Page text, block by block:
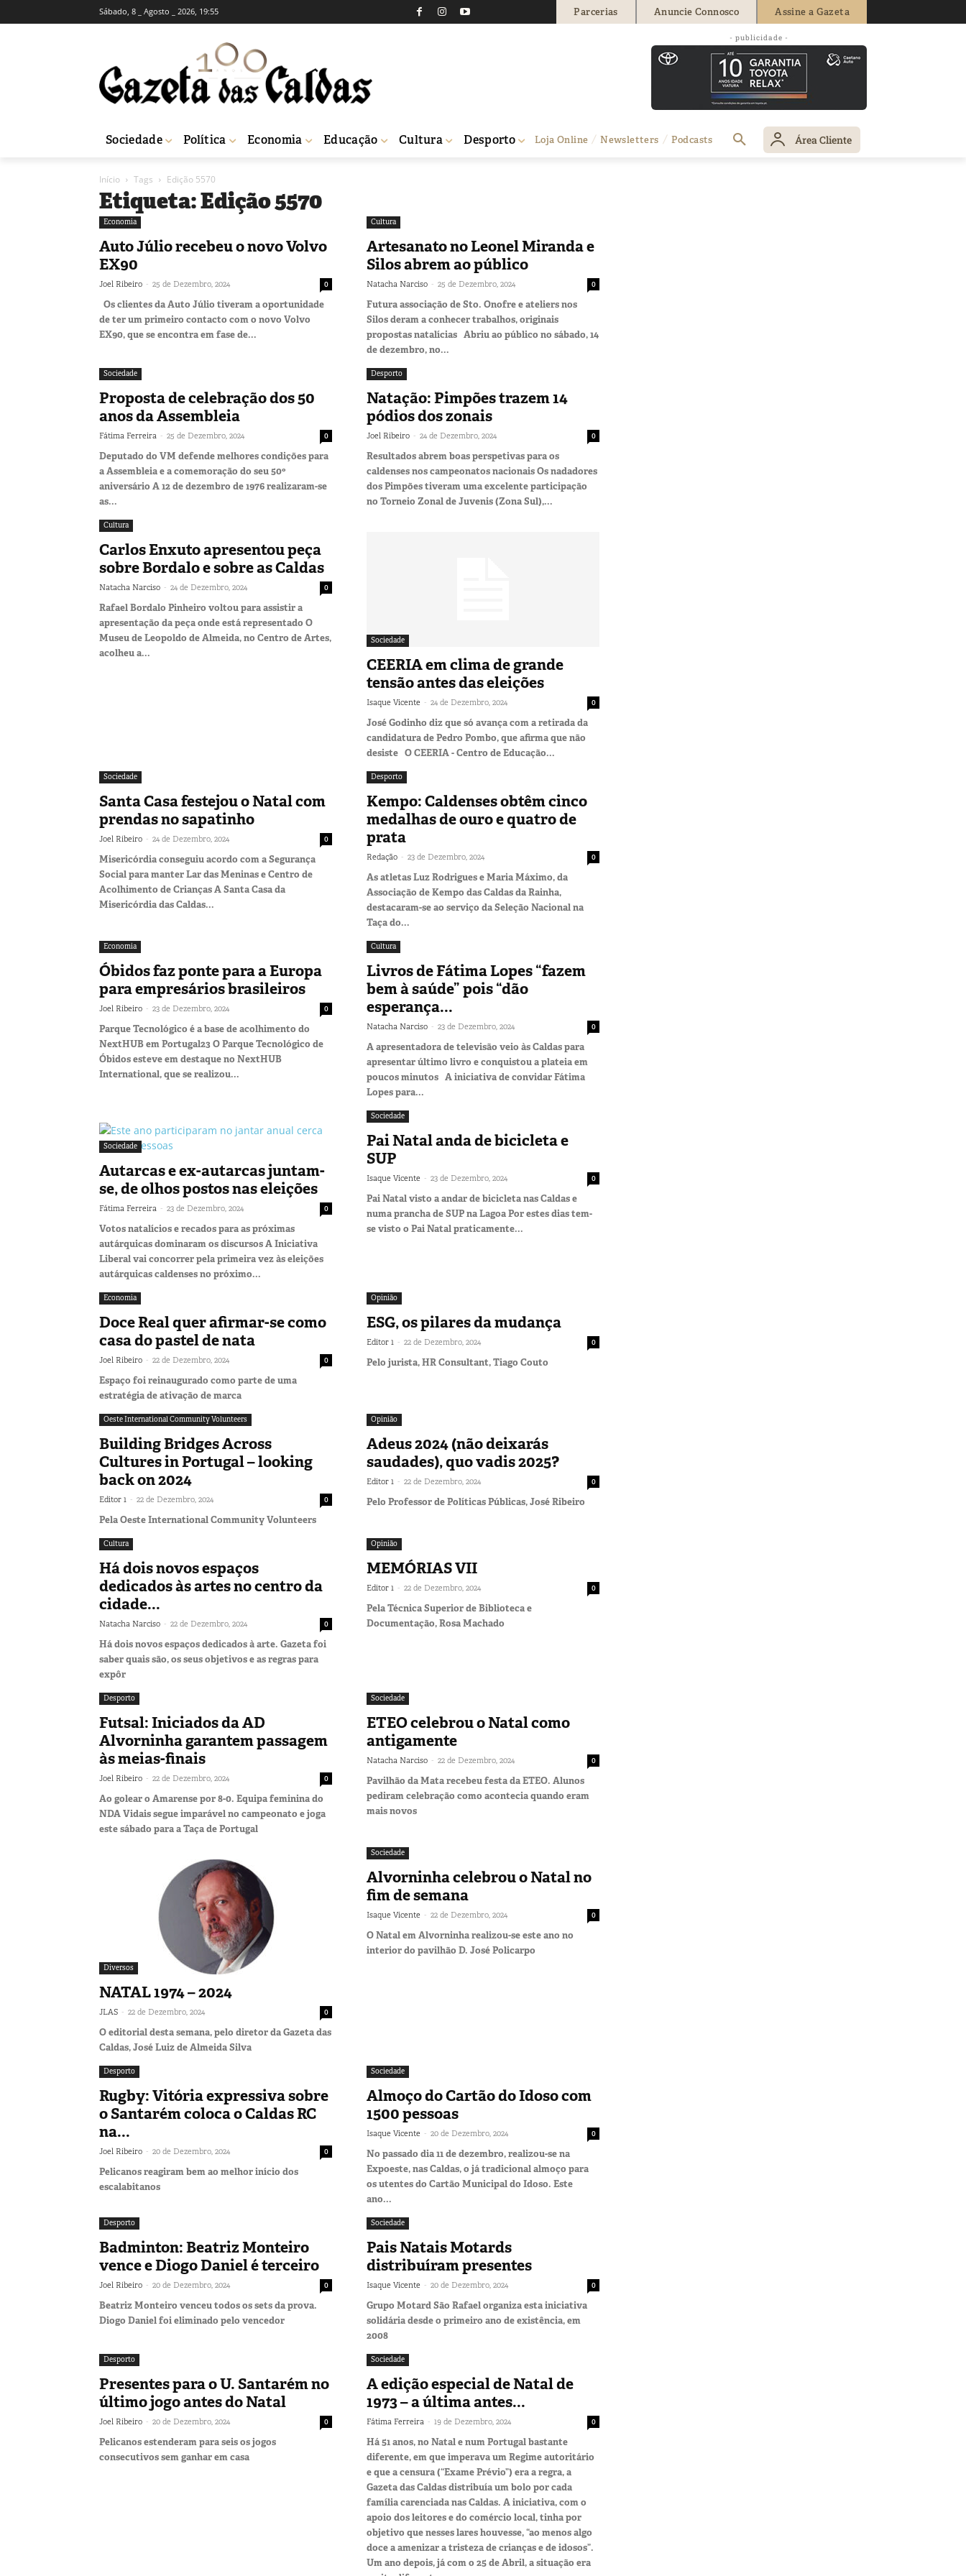
Sábado, 8 _ Agosto _ 2026, 19:55 Parcerias Anuncie Connosco Assine a Gazeta
- publicidade -
Sociedade Política Economia Educação Cultura Desporto Loja Online Newsletters Podcasts Área Cliente
Início Tags Edição 5570
Etiqueta: Edição 5570
Economia
Auto Júlio recebeu o novo Volvo
EX90
Joel Ribeiro - 25 de Dezembro, 2024 0
Os clientes da Auto Júlio tiveram a oportunidade
de ter um primeiro contacto com o novo Volvo
EX90, que se encontra em fase de...
Cultura
Artesanato no Leonel Miranda e
Silos abrem ao público
Natacha Narciso - 25 de Dezembro, 2024 0
Futura associação de Sto. Onofre e ateliers nos
Silos deram a conhecer trabalhos, originais
propostas natalícias Abriu ao público no sábado, 14
de dezembro, no...
Sociedade
Proposta de celebração dos 50
anos da Assembleia
Fátima Ferreira - 25 de Dezembro, 2024 0
Deputado do VM defende melhores condições para
a Assembleia e a comemoração do seu 50º
aniversário A 12 de dezembro de 1976 realizaram-se
as...
Desporto
Natação: Pimpões trazem 14
pódios dos zonais
Joel Ribeiro - 24 de Dezembro, 2024 0
Resultados abrem boas perspetivas para os
caldenses nos campeonatos nacionais Os nadadores
dos Pimpões tiveram uma excelente participação
no Torneio Zonal de Juvenis (Zona Sul),...
Cultura
Carlos Enxuto apresentou peça
sobre Bordalo e sobre as Caldas
Natacha Narciso - 24 de Dezembro, 2024 0
Rafael Bordalo Pinheiro voltou para assistir a
apresentação da peça onde está representado O
Museu de Leopoldo de Almeida, no Centro de Artes,
acolheu a...
Sociedade
CEERIA em clima de grande
tensão antes das eleições
Isaque Vicente - 24 de Dezembro, 2024 0
José Godinho diz que só avança com a retirada da
candidatura de Pedro Pombo, que afirma que não
desiste O CEERIA - Centro de Educação...
Sociedade
Santa Casa festejou o Natal com
prendas no sapatinho
Joel Ribeiro - 24 de Dezembro, 2024 0
Misericórdia conseguiu acordo com a Segurança
Social para manter Lar das Meninas e Centro de
Acolhimento de Crianças A Santa Casa da
Misericórdia das Caldas...
Desporto
Kempo: Caldenses obtêm cinco
medalhas de ouro e quatro de
prata
Redação - 23 de Dezembro, 2024 0
As atletas Luz Rodrigues e Maria Máximo, da
Associação de Kempo das Caldas da Rainha,
destacaram-se ao serviço da Seleção Nacional na
Taça do...
Economia
Óbidos faz ponte para a Europa
para empresários brasileiros
Joel Ribeiro - 23 de Dezembro, 2024 0
Parque Tecnológico é a base de acolhimento do
NextHUB em Portugal23 O Parque Tecnológico de
Óbidos esteve em destaque no NextHUB
International, que se realizou...
Cultura
Livros de Fátima Lopes “fazem
bem à saúde” pois “dão
esperança...
Natacha Narciso - 23 de Dezembro, 2024 0
A apresentadora de televisão veio às Caldas para
apresentar último livro e conquistou a plateia em
poucos minutos A iniciativa de convidar Fátima
Lopes para...
Sociedade
Autarcas e ex-autarcas juntam-
se, de olhos postos nas eleições
Fátima Ferreira - 23 de Dezembro, 2024 0
Votos natalícios e recados para as próximas
autárquicas dominaram os discursos A Iniciativa
Liberal vai concorrer pela primeira vez às eleições
autárquicas caldenses no próximo...
Sociedade
Pai Natal anda de bicicleta e
SUP
Isaque Vicente - 23 de Dezembro, 2024 0
Pai Natal visto a andar de bicicleta nas Caldas e
numa prancha de SUP na Lagoa Por estes dias tem-
se visto o Pai Natal praticamente...
Economia
Doce Real quer afirmar-se como
casa do pastel de nata
Joel Ribeiro - 22 de Dezembro, 2024 0
Espaço foi reinaugurado como parte de uma
estratégia de ativação de marca
Opinião
ESG, os pilares da mudança
Editor 1 - 22 de Dezembro, 2024 0
Pelo jurista, HR Consultant, Tiago Couto
Oeste International Community Volunteers
Building Bridges Across
Cultures in Portugal – looking
back on 2024
Editor 1 - 22 de Dezembro, 2024 0
Pela Oeste International Community Volunteers
Opinião
Adeus 2024 (não deixarás
saudades), quo vadis 2025?
Editor 1 - 22 de Dezembro, 2024 0
Pelo Professor de Políticas Públicas, José Ribeiro
Cultura
Há dois novos espaços
dedicados às artes no centro da
cidade...
Natacha Narciso - 22 de Dezembro, 2024 0
Há dois novos espaços dedicados à arte. Gazeta foi
saber quais são, os seus objetivos e as regras para
expôr
Opinião
MEMÓRIAS VII
Editor 1 - 22 de Dezembro, 2024 0
Pela Técnica Superior de Biblioteca e
Documentação, Rosa Machado
Desporto
Futsal: Iniciados da AD
Alvorninha garantem passagem
às meias-finais
Joel Ribeiro - 22 de Dezembro, 2024 0
Ao golear o Amarense por 8-0. Equipa feminina do
NDA Vidais segue imparável no campeonato e joga
este sábado para a Taça de Portugal
Sociedade
ETEO celebrou o Natal como
antigamente
Natacha Narciso - 22 de Dezembro, 2024 0
Pavilhão da Mata recebeu festa da ETEO. Alunos
pediram celebração como acontecia quando eram
mais novos
Diversos
NATAL 1974 – 2024
JLAS - 22 de Dezembro, 2024 0
O editorial desta semana, pelo diretor da Gazeta das
Caldas, José Luiz de Almeida Silva
Sociedade
Alvorninha celebrou o Natal no
fim de semana
Isaque Vicente - 22 de Dezembro, 2024 0
O Natal em Alvorninha realizou-se este ano no
interior do pavilhão D. José Policarpo
Desporto
Rugby: Vitória expressiva sobre
o Santarém coloca o Caldas RC
na...
Joel Ribeiro - 20 de Dezembro, 2024 0
Pelicanos reagiram bem ao melhor início dos
escalabitanos
Sociedade
Almoço do Cartão do Idoso com
1500 pessoas
Isaque Vicente - 20 de Dezembro, 2024 0
No passado dia 11 de dezembro, realizou-se na
Expoeste, nas Caldas, o já tradicional almoço para
os utentes do Cartão Municipal do Idoso. Este
ano...
Desporto
Badminton: Beatriz Monteiro
vence e Diogo Daniel é terceiro
Joel Ribeiro - 20 de Dezembro, 2024 0
Beatriz Monteiro venceu todos os sets da prova.
Diogo Daniel foi eliminado pelo vencedor
Sociedade
Pais Natais Motards
distribuíram presentes
Isaque Vicente - 20 de Dezembro, 2024 0
Grupo Motard São Rafael organiza esta iniciativa
solidária desde o primeiro ano de existência, em
2008
Desporto
Presentes para o U. Santarém no
último jogo antes do Natal
Joel Ribeiro - 20 de Dezembro, 2024 0
Pelicanos estenderam para seis os jogos
consecutivos sem ganhar em casa
Sociedade
A edição especial de Natal de
1973 – a última antes...
Fátima Ferreira - 19 de Dezembro, 2024 0
Há 51 anos, no Natal e num Portugal bastante
diferente, em que imperava um Regime autoritário
e que a censura (“Exame Prévio”) era a regra, a
Gazeta das Caldas distribuía um bolo por cada
família carenciada nas Caldas. A iniciativa, com o
apoio dos leitores e do comércio local, tinha por
objetivo que nesses lares houvesse, “ao menos algo
doce a amenizar a tristeza de crianças e de idosos”.
Um ano depois, já com o 25 de Abril, a situação era